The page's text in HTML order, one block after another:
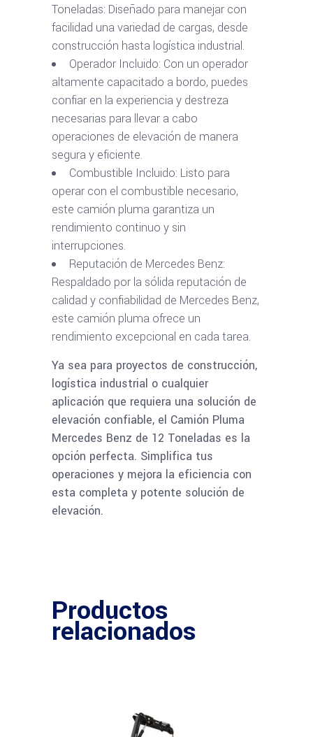
Toneladas: Diseñado para manejar con
facilidad una variedad de cargas, desde
construcción hasta logística industrial.
Operador Incluido: Con un operador
altamente capacitado a bordo, puedes
confiar en la experiencia y destreza
necesarias para llevar a cabo
operaciones de elevación de manera
segura y eficiente.
Combustible Incluido: Listo para
operar con el combustible necesario,
este camión pluma garantiza un
rendimiento continuo y sin
interrupciones.
Reputación de Mercedes Benz:
Respaldado por la sólida reputación de
calidad y confiabilidad de Mercedes Benz,
este camión pluma ofrece un
rendimiento excepcional en cada tarea.
Ya sea para proyectos de construcción,
logística industrial o cualquier
aplicación que requiera una solución de
elevación confiable, el Camión Pluma
Mercedes Benz de 12 Toneladas es la
opción perfecta. Simplifica tus
operaciones y mejora la eficiencia con
esta completa y potente solución de
elevación.
Productos
relacionados